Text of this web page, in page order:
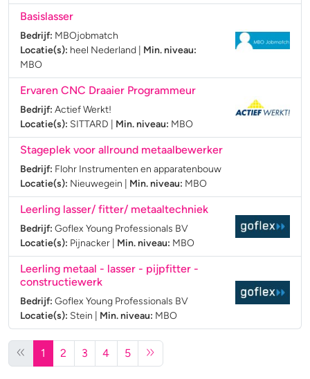
Basislasser
Bedrijf: MBOjobmatch
Locatie(s): heel Nederland
Min. niveau:
MBO
Ervaren CNC Draaier Programmeur
Bedrijf: Actief Werkt!
Locatie(s): SITTARD Min. niveau: MBO
Stageplek voor allround metaalbewerker
Bedrijf: Flohr Instrumenten en apparatenbouw
Locatie(s): Nieuwegein Min. niveau: MBO
Leerling lasser/ fitter/ metaaltechniek
Bedrijf: Goflex Young Professionals BV
Locatie(s): Pijnacker Min. niveau: MBO
Leerling metaal - lasser - pijpfitter -
constructiewerk
Bedrijf: Goflex Young Professionals BV
Locatie(s): Stein Min. niveau: MBO
1 2 3 4 5